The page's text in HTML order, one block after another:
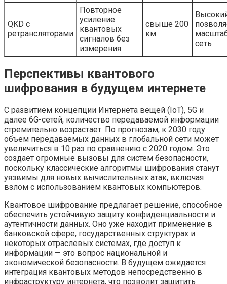
QKD с
ретрансляторами
Повторное
усиление
квантовых
сигналов без
измерения
свыше 200
км
сеть
Перспективы квантового
шифрования в будущем интернете
С развитием концепции Интернета вещей (IoT), 5G и
далее 6G-сетей, количество передаваемой информации
стремительно возрастает. По прогнозам, к 2030 году
объем передаваемых данных в глобальной сети может
увеличиться в 10 раз по сравнению с 2020 годом. Это
создает огромные вызовы для систем безопасности,
поскольку классические алгоритмы шифрования станут
уязвимы для новых вычислительных атак, включая
взлом с использованием квантовых компьютеров.
Квантовое шифрование предлагает решение, способное
обеспечить устойчивую защиту конфиденциальности и
аутентичности данных. Оно уже находит применение в
банковской сфере, государственных структурах и
некоторых отраслевых системах, где доступ к
информации — это вопрос национальной и
экономической безопасности. В будущем ожидается
интеграция квантовых методов непосредственно в
инфраструктуру интернета, что позволит защитить